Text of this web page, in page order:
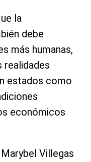
la
debe
más humanas,
realidades
estados como
económicos
Villegas